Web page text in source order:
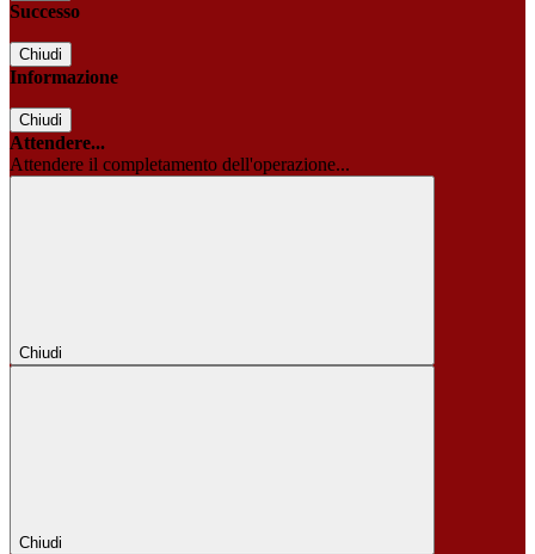
Successo
Chiudi
Informazione
Chiudi
Attendere...
Attendere il completamento dell'operazione...
Chiudi
Chiudi